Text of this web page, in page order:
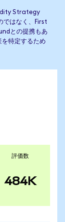
Strategy
ではなく、First
との提携もあ
特定するため
評価数
484K